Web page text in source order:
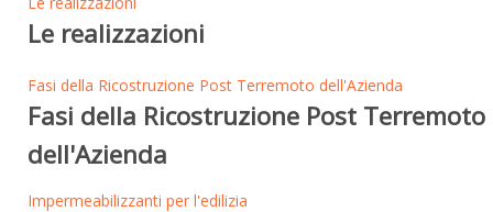
Le realizzazioni
Fasi della Ricostruzione Post Terremoto dell'Azienda
Fasi della Ricostruzione Post Terremoto
dell'Azienda
Impermeabilizzanti per l'edilizia